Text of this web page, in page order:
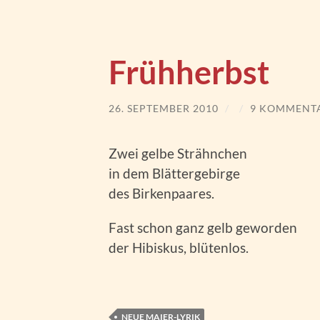
Frühherbst
26. SEPTEMBER 2010 / / 9
Zwei gelbe Strähnchen
in dem Blättergebirge
des Birkenpaares.
Fast schon ganz gelb geworden
der Hibiskus, blütenlos.
NEUE MAIER-LYRIK